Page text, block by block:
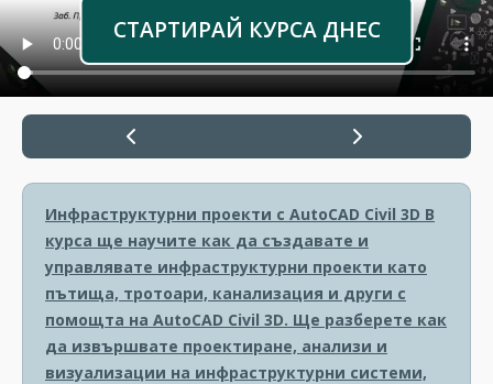
СТАРТИРАЙ КУРСА ДНЕС
Инфраструктурни проекти с AutoCAD Civil 3D В
курса ще научите как да създавате и
управлявате инфраструктурни проекти като
пътища, тротоари, канализация и други с
помощта на AutoCAD Civil 3D. Ще разберете как
да извършвате проектиране, анализи и
визуализации на инфраструктурни системи,